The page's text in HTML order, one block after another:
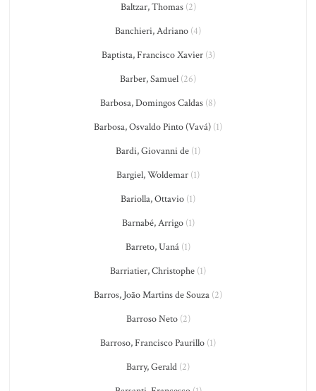
Baltzar, Thomas(2)
Banchieri, Adriano (4)
Baptista, Francisco Xavier(3)
Barber, Samuel (26)
Barbosa, Domingos Caldas (8)
Barbosa, Osvaldo Pinto (Vavá) (1)
Bardi, Giovanni de (1)
Bargiel, Woldemar (1)
Bariolla, Ottavio (1)
Barnabé, Arrigo(1)
Barreto, Uaná (1)
Barriatier, Christophe (1)
Barros, João Martins de Souza (2)
Barroso Neto(2)
Barroso, Francisco Paurillo (1)
Barry, Gerald (2)